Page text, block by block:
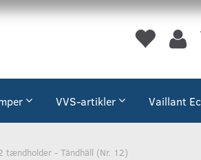
VVS-artikler Vaillant
tændholder - Tändhäll (Nr. 12)